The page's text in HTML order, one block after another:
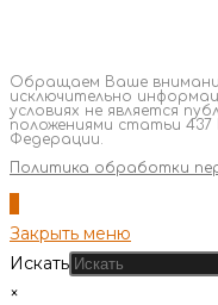
Обращаем Ваше
исключительно
условиях не является
положениями статьи 437
Федерации.
Политика обработки
Закрыть меню
Искать
×